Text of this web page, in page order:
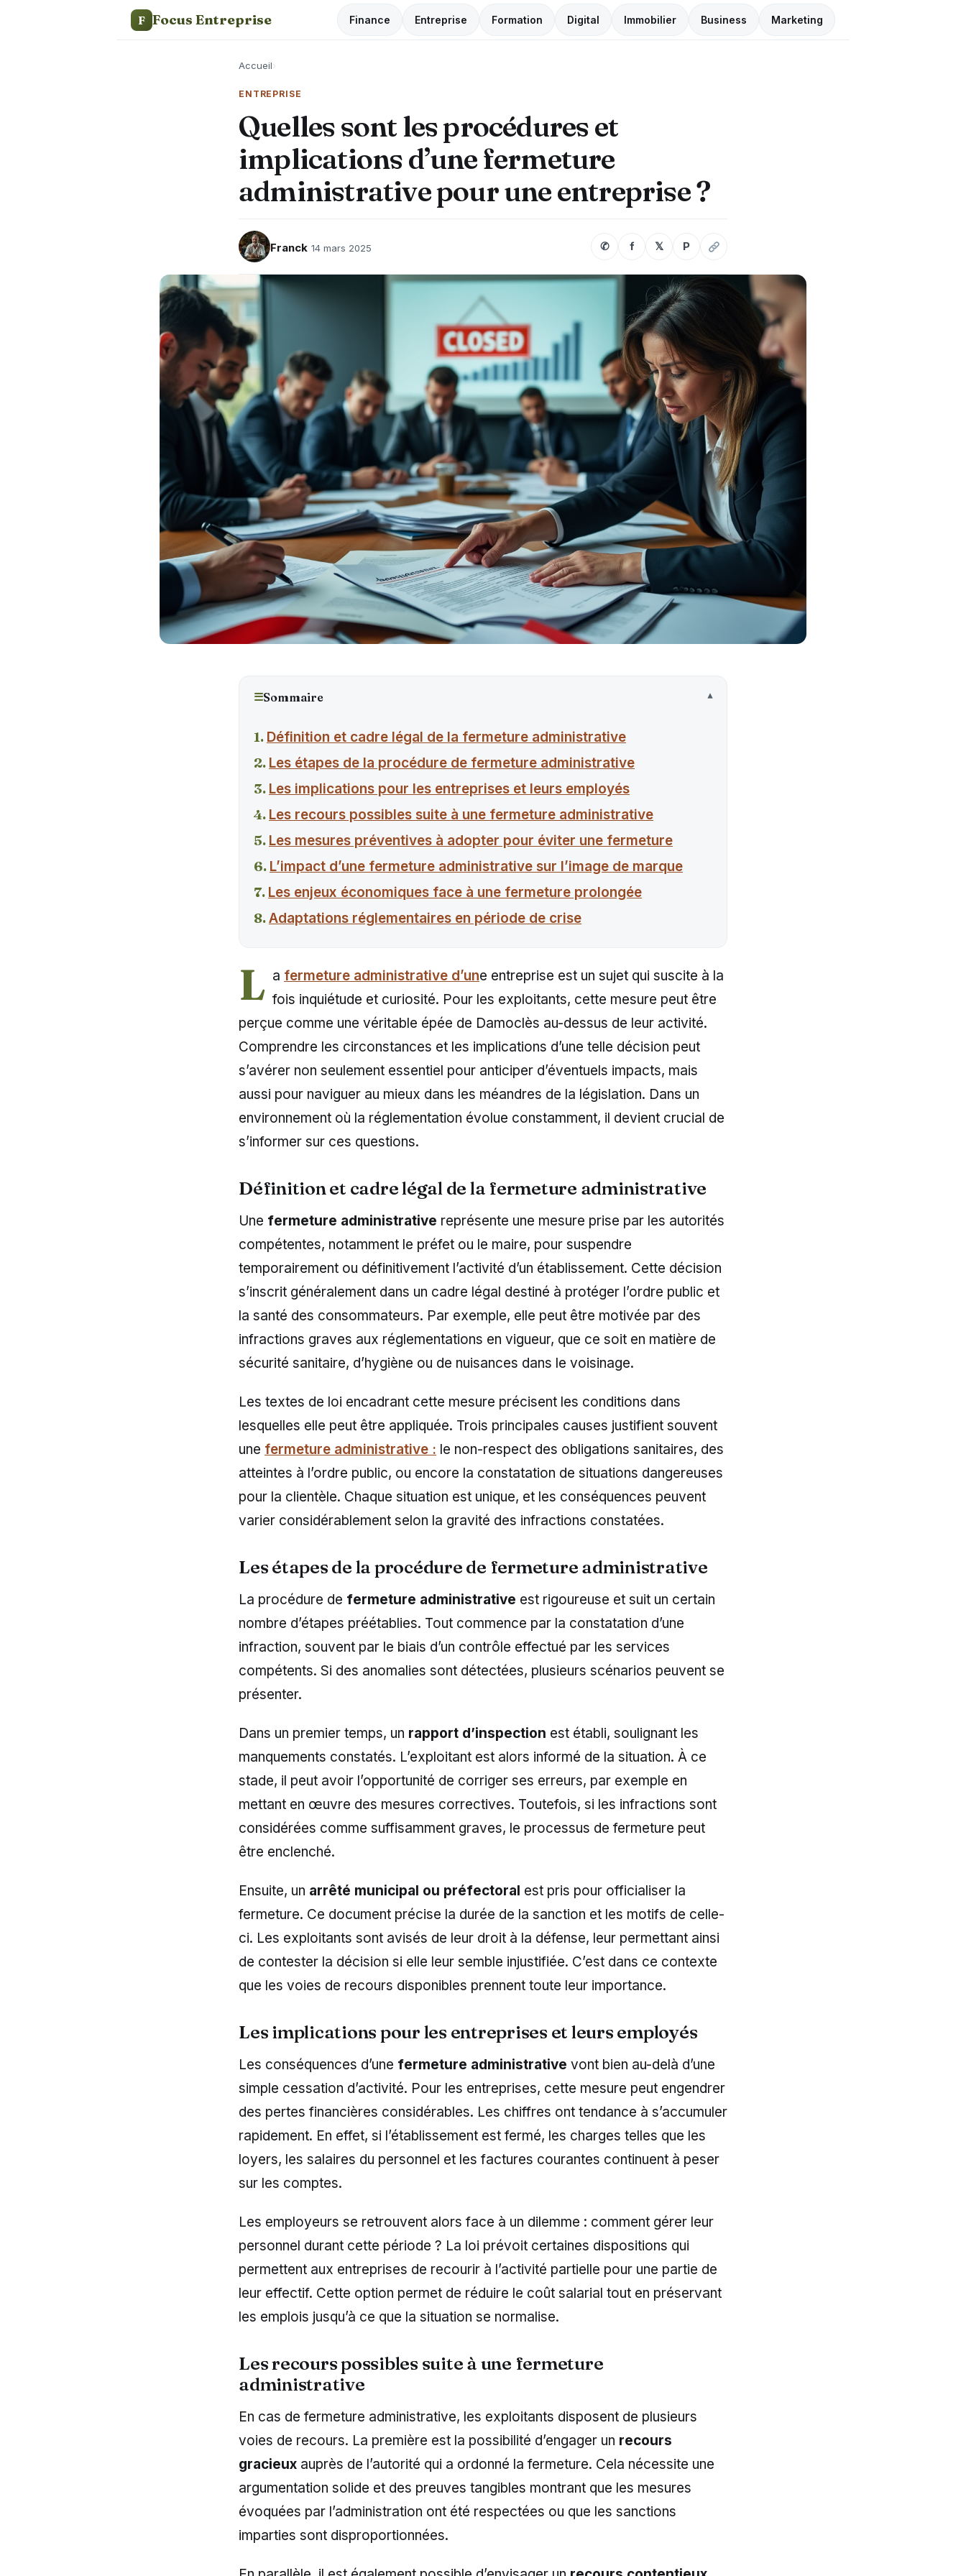
F Focus Entreprise Finance Entreprise Formation Digital Immobilier Business Marketing
Accueil›
ENTREPRISE
Quelles sont les procédures et
implications d’une fermeture
administrative pour une entreprise ?
Franck 14 mars 2025 ✆ f 𝕏 P
☰Sommaire
Définition et cadre légal de la fermeture administrative
Les étapes de la procédure de fermeture administrative
Les implications pour les entreprises et leurs employés
Les recours possibles suite à une fermeture administrative
Les mesures préventives à adopter pour éviter une fermeture
L’impact d’une fermeture administrative sur l’image de marque
Les enjeux économiques face à une fermeture prolongée
Adaptations réglementaires en période de crise
L a fermeture administrative d’une entreprise est un sujet qui suscite à la
fois inquiétude et curiosité. Pour les exploitants, cette mesure peut être
perçue comme une véritable épée de Damoclès au-dessus de leur activité.
Comprendre les circonstances et les implications d’une telle décision peut
s’avérer non seulement essentiel pour anticiper d’éventuels impacts, mais
aussi pour naviguer au mieux dans les méandres de la législation. Dans un
environnement où la réglementation évolue constamment, il devient crucial de
s’informer sur ces questions.
Définition et cadre légal de la fermeture administrative
Une fermeture administrative représente une mesure prise par les autorités
compétentes, notamment le préfet ou le maire, pour suspendre
temporairement ou définitivement l’activité d’un établissement. Cette décision
s’inscrit généralement dans un cadre légal destiné à protéger l’ordre public et
la santé des consommateurs. Par exemple, elle peut être motivée par des
infractions graves aux réglementations en vigueur, que ce soit en matière de
sécurité sanitaire, d’hygiène ou de nuisances dans le voisinage.
Les textes de loi encadrant cette mesure précisent les conditions dans
lesquelles elle peut être appliquée. Trois principales causes justifient souvent
une fermeture administrative : le non-respect des obligations sanitaires, des
atteintes à l’ordre public, ou encore la constatation de situations dangereuses
pour la clientèle. Chaque situation est unique, et les conséquences peuvent
varier considérablement selon la gravité des infractions constatées.
Les étapes de la procédure de fermeture administrative
La procédure de fermeture administrative est rigoureuse et suit un certain
nombre d’étapes préétablies. Tout commence par la constatation d’une
infraction, souvent par le biais d’un contrôle effectué par les services
compétents. Si des anomalies sont détectées, plusieurs scénarios peuvent se
présenter.
Dans un premier temps, un rapport d’inspection est établi, soulignant les
manquements constatés. L’exploitant est alors informé de la situation. À ce
stade, il peut avoir l’opportunité de corriger ses erreurs, par exemple en
mettant en œuvre des mesures correctives. Toutefois, si les infractions sont
considérées comme suffisamment graves, le processus de fermeture peut
être enclenché.
Ensuite, un arrêté municipal ou préfectoral est pris pour officialiser la
fermeture. Ce document précise la durée de la sanction et les motifs de celle-
ci. Les exploitants sont avisés de leur droit à la défense, leur permettant ainsi
de contester la décision si elle leur semble injustifiée. C’est dans ce contexte
que les voies de recours disponibles prennent toute leur importance.
Les implications pour les entreprises et leurs employés
Les conséquences d’une fermeture administrative vont bien au-delà d’une
simple cessation d’activité. Pour les entreprises, cette mesure peut engendrer
des pertes financières considérables. Les chiffres ont tendance à s’accumuler
rapidement. En effet, si l’établissement est fermé, les charges telles que les
loyers, les salaires du personnel et les factures courantes continuent à peser
sur les comptes.
Les employeurs se retrouvent alors face à un dilemme : comment gérer leur
personnel durant cette période ? La loi prévoit certaines dispositions qui
permettent aux entreprises de recourir à l’activité partielle pour une partie de
leur effectif. Cette option permet de réduire le coût salarial tout en préservant
les emplois jusqu’à ce que la situation se normalise.
Les recours possibles suite à une fermeture
administrative
En cas de fermeture administrative, les exploitants disposent de plusieurs
voies de recours. La première est la possibilité d’engager un recours
gracieux auprès de l’autorité qui a ordonné la fermeture. Cela nécessite une
argumentation solide et des preuves tangibles montrant que les mesures
évoquées par l’administration ont été respectées ou que les sanctions
imparties sont disproportionnées.